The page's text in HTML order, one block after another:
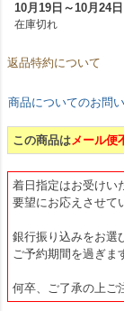
10月19日～10月24日
在庫切れ
返品特約について
商品についてのお問
この商品はメール便
着日指定はお受けい
要望にお応えさせて
銀行振り込みをお選
ご予約期間を過ぎま
何卒、ご了承の上ご